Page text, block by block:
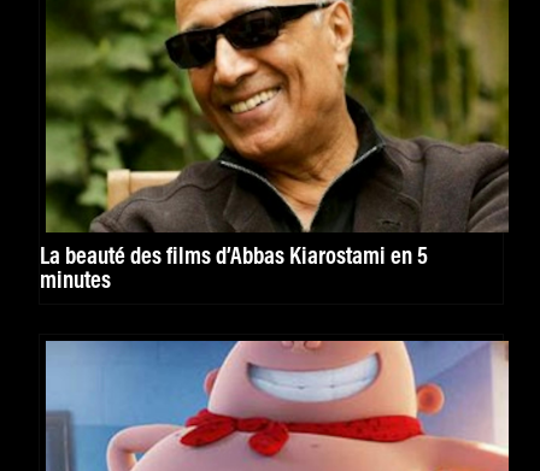
La beauté des films d’Abbas Kiarostami en 5
minutes